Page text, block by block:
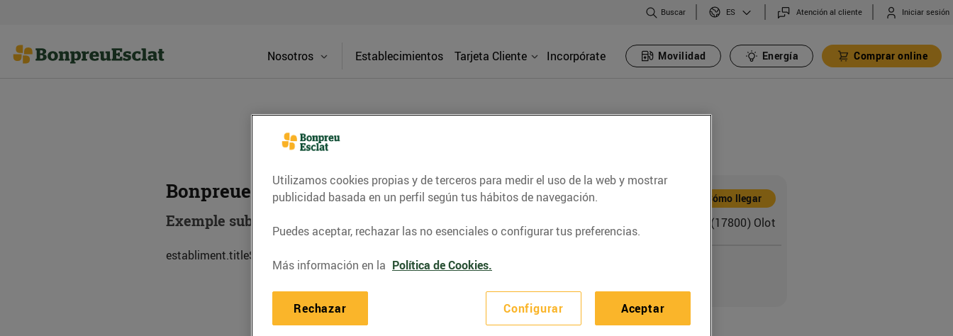
Buscar ES Atención al cliente Iniciar sesión
Nosotros Establecimientos Tarjeta Cliente Incorpórate Movilidad Energía Comprar online
Bonpreuesclat Online CR PB Olot
Exemple subtitol establiment
establiment.titleSub.descripcio.0
Dirección Cómo llegar
C. Lluís Companys, 14-16 (17800) Olot
Utilizamos cookies propias y de terceros para medir el uso de la web y mostrar
publicidad basada en un perfil según tus hábitos de navegación.
Puedes aceptar, rechazar las no esenciales o configurar tus preferencias.
Más información en la Política de Cookies.
Configurar
Rechazar Aceptar